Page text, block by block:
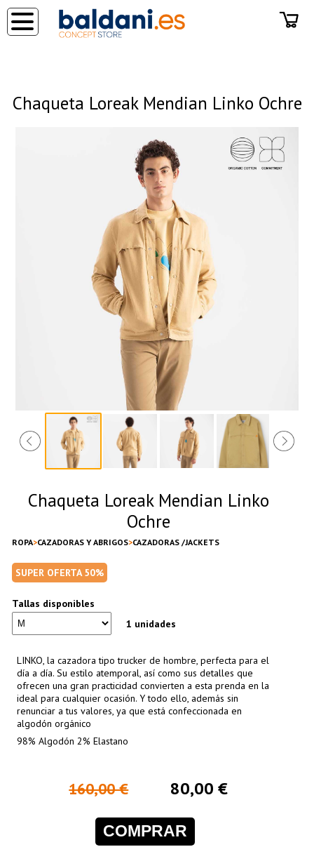
Chaqueta Loreak Mendian Linko Ochre
Chaqueta Loreak Mendian Linko
Ochre
ROPA CAZADORAS Y ABRIGOS CAZADORAS /JACKETS
SUPER OFERTA 50%
Tallas disponibles
1 unidades
LINKO, la cazadora tipo trucker de hombre, perfecta para el
día a día. Su estilo atemporal, así como sus detalles que
ofrecen una gran practicidad convierten a esta prenda en la
ideal para cualquier ocasión. Y todo ello, además sin
renunciar a tus valores, ya que está confeccionada en
algodón orgánico
98% Algodón 2% Elastano
160,00 € 80,00 €
COMPRAR